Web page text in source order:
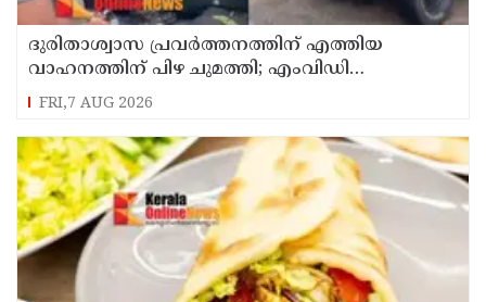
ദുരിതാശ്വാസ പ്രവർത്തനത്തിന് എത്തിയ
വാഹനത്തിന് പിഴ ചുമത്തി; എംവിഡി
ഉദ്യോഗസ്ഥന് സസ്പെൻഷൻ
FRI,7 AUG 2026